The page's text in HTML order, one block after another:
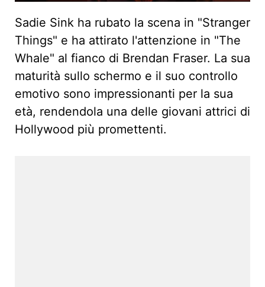
Sadie Sink ha rubato la scena in "Stranger
Things" e ha attirato l'attenzione in "The
Whale" al fianco di Brendan Fraser. La sua
maturità sullo schermo e il suo controllo
emotivo sono impressionanti per la sua
età, rendendola una delle giovani attrici di
Hollywood più promettenti.